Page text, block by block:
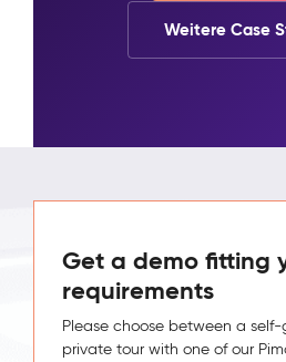
Weitere Case
Get a demo fitting
requirements
Please choose between a
private tour with one of our